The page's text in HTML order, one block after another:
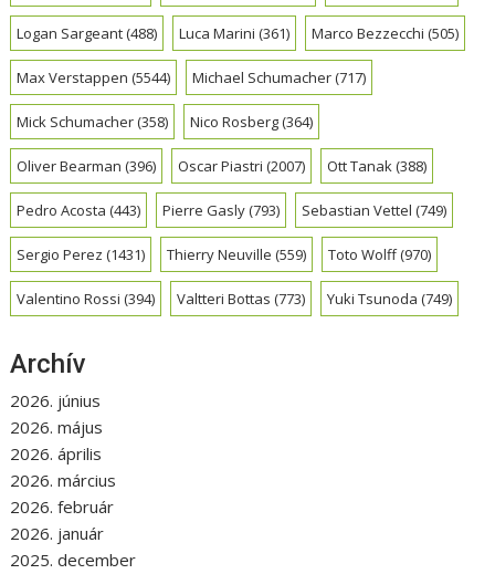
Logan Sargeant(488) Luca Marini (361) Marco Bezzecchi (505)
Max Verstappen (5544) Michael Schumacher(717)
Mick Schumacher(358) Nico Rosberg(364)
Oliver Bearman (396) Oscar Piastri (2007) Ott Tanak(388)
Pedro Acosta (443) Pierre Gasly(793) Sebastian Vettel (749)
Sergio Perez (1431) Thierry Neuville (559) Toto Wolff(970)
Valentino Rossi (394) Valtteri Bottas (773) Yuki Tsunoda (749)
Archív
2026. június
2026. május
2026. április
2026. március
2026. február
2026. január
2025. december